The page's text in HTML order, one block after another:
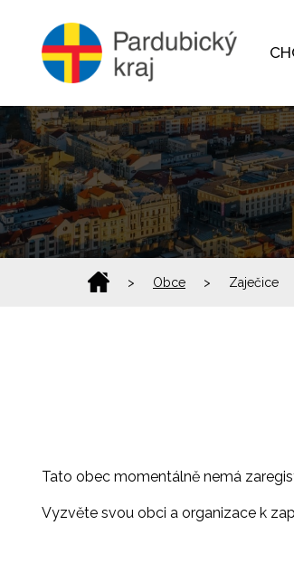
> Obce > Zaječice
Tato obec momentálně nemá
Vyzvěte svou obci a organizace k